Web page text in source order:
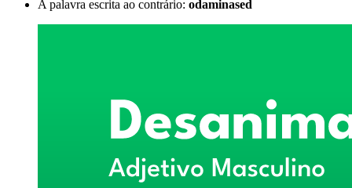
A palavra escrita ao contrário: odaminased